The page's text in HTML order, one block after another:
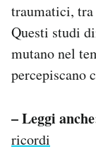
traumatici,
Questi studi
mutano nel
percepiscano
– Leggi
ricordi